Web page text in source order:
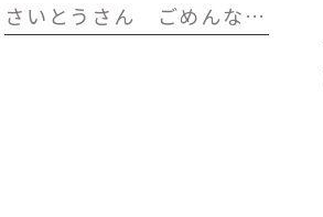
さいとうさん ごめんなさい がんばって